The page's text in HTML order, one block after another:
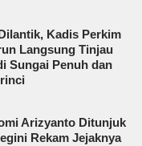
Kadis Perkim
Langsung Tinjau
Sungai Penuh dan
Arizyanto Ditunjuk
Rekam Jejaknya